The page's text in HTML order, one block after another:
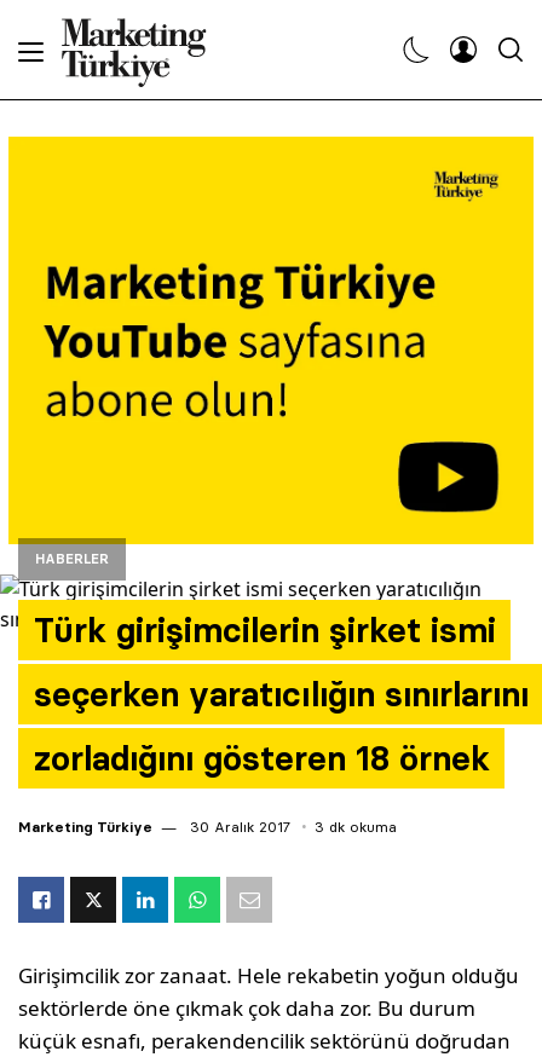
HABERLER
Türk girişimcilerin şirket ismi
seçerken yaratıcılığın sınırlarını
zorladığını gösteren 18 örnek
Marketing Türkiye 30 Aralık 2017 3 dk okuma
Girişimcilik zor zanaat. Hele rekabetin yoğun olduğu
sektörlerde öne çıkmak çok daha zor. Bu durum
küçük esnafı, perakendencilik sektörünü doğrudan
Dergiler
Etkinlikler
Yazarlar
Araştırma